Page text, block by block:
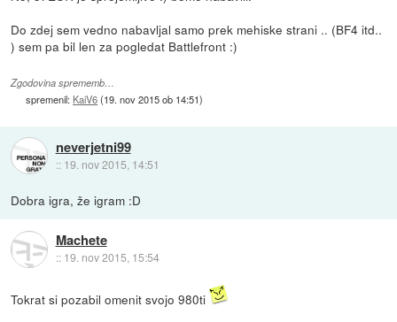
Do zdej sem vedno nabavljal samo prek mehiske strani .. (BF4 itd..
) sem pa bil len za pogledat Battlefront :)
Zgodovina sprememb…
spremenil: KaiV6(19. nov 2015 ob 14:51)
neverjetni99
:: 19. nov 2015, 14:51
Dobra igra, že igram :D
Machete
:: 19. nov 2015, 15:54
Tokrat si pozabil omenit svojo 980ti